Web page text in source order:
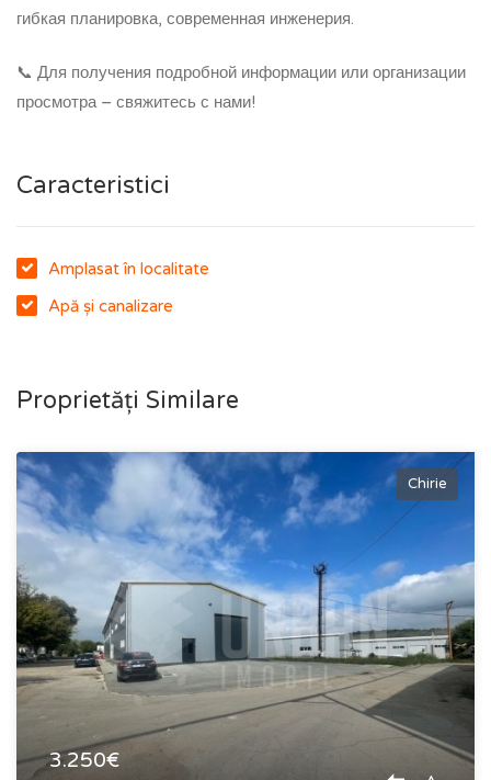
гибкая планировка, современная инженерия.
📞 Для получения подробной информации или организации
просмотра – свяжитесь с нами!
Caracteristici
Amplasat în localitate
Apă și canalizare
Proprietăți Similare
Chirie
3.250€